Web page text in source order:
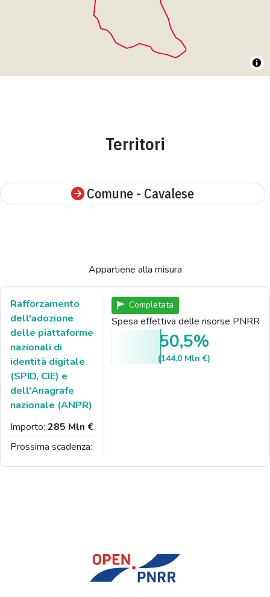
Territori
Comune - Cavalese
Appartiene alla misura
Rafforzamento
dell'adozione
delle piattaforme
nazionali di
identità digitale
(SPID, CIE) e
dell'Anagrafe
nazionale (ANPR)
Importo: 285 Mln €
Prossima scadenza:
Completata
Spesa effettiva delle risorse PNRR
50,5%
(144.0 Mln €)